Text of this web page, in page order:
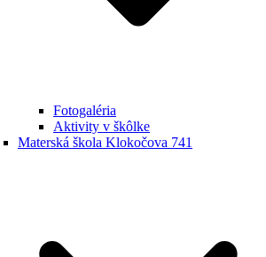
Fotogaléria
Aktivity v škôlke
Materská škola Klokočova 741